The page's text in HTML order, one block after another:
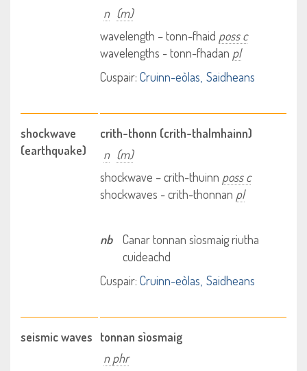
n (m)
wavelength – tonn-fhaid poss c
wavelengths - tonn-fhadan pl
Cuspair: Cruinn-eòlas Saidheans
shockwave
(earthquake)
crith-thonn (crith-thalmhainn)
n (m)
shockwave – crith-thuinn poss c
shockwaves - crith-thonnan pl
nb
Canar tonnan sìosmaig riutha
cuideachd
Cuspair: Cruinn-eòlas Saidheans
seismic waves tonnan sìosmaig
n phr